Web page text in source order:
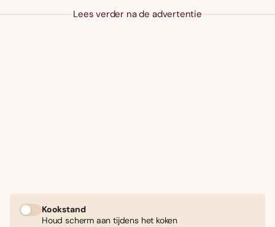
Lees verder na de advertentie
Kookstand
Houd scherm aan tijdens het koken